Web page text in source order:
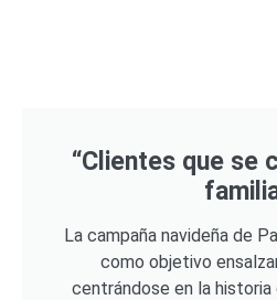
“Clientes que se
La campaña navideña de
como objetivo
centrándose en la